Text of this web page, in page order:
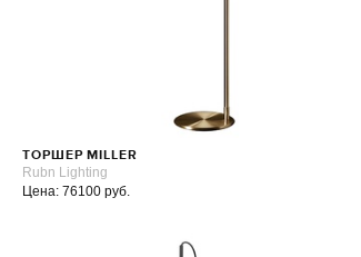
ТОРШЕР MILLER
Rubn Lighting
Цена: 76100 руб.